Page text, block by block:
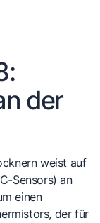
der
weist auf
Sensors) an
einen
der für